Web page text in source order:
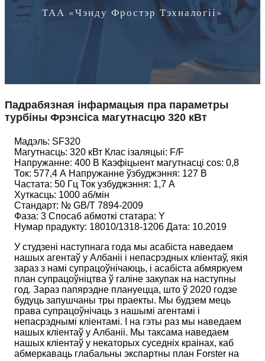
ТАА «Чэнду Фростэр Тэхналогіі»
Падрабязная інфармацыя пра параметры
турбіны Фрэнсіса магутнасцю 320 кВт
Мадэль: SF320
Магутнасць: 320 кВт Клас ізаляцыі: F/F
Напружанне: 400 В Каэфіцыент магутнасці cos: 0,8
Ток: 577,4 А Напружанне ўзбуджэння: 127 В
Частата: 50 Гц Ток узбуджэння: 1,7 А
Хуткасць: 1000 аб/мін
Стандарт: № GB/T 7894-2009
Фаза: 3 Спосаб абмоткі статара: Y
Нумар прадукту: 18010/1318-1206 Дата: 10.2019
У студзені наступнага года мы асабіста наведаем
нашых агентаў у Албаніі і непасрэдных кліентаў, якія
зараз з намі супрацоўнічаюць, і асабіста абмяркуем
план супрацоўніцтва ў галіне закупак на наступны
год. Зараз папярэдне плануецца, што ў 2020 годзе
будуць запушчаны тры праекты. Мы будзем мець
права супрацоўнічаць з нашымі агентамі і
непасрэднымі кліентамі. І на гэты раз мы наведаем
нашых кліентаў у Албаніі. Мы таксама наведаем
нашых кліентаў у некаторых суседніх краінах, каб
абмеркаваць глабальны экспартны план Forster на